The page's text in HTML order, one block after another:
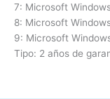
7: Microsoft
8: Microsoft
9: Microsoft
Tipo: 2 años de